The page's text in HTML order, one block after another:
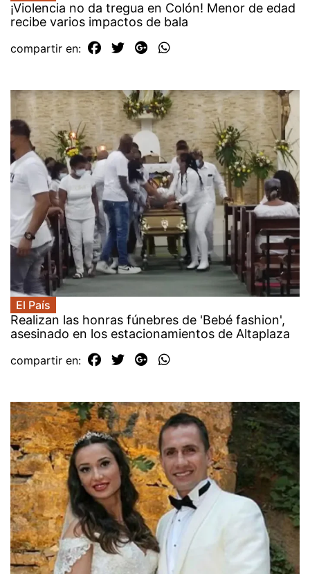
¡Violencia no da tregua en Colón! Menor de edad
recibe varios impactos de bala
compartir en:
El País
Realizan las honras fúnebres de 'Bebé fashion',
asesinado en los estacionamientos de Altaplaza
compartir en: